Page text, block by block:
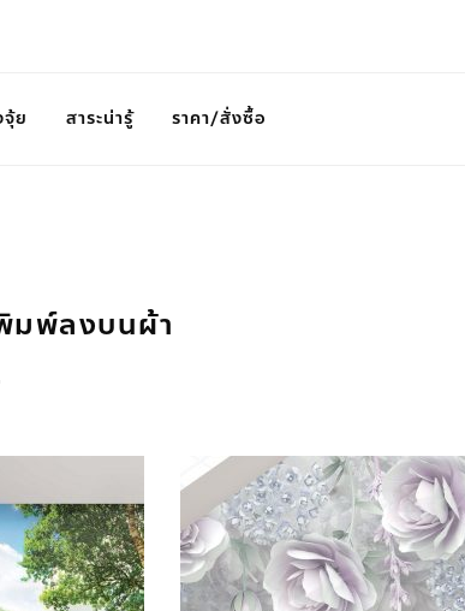
ย สาระน่ารู้ ราคา/สั่งซื้อ
มพ์ลงบนผ้า